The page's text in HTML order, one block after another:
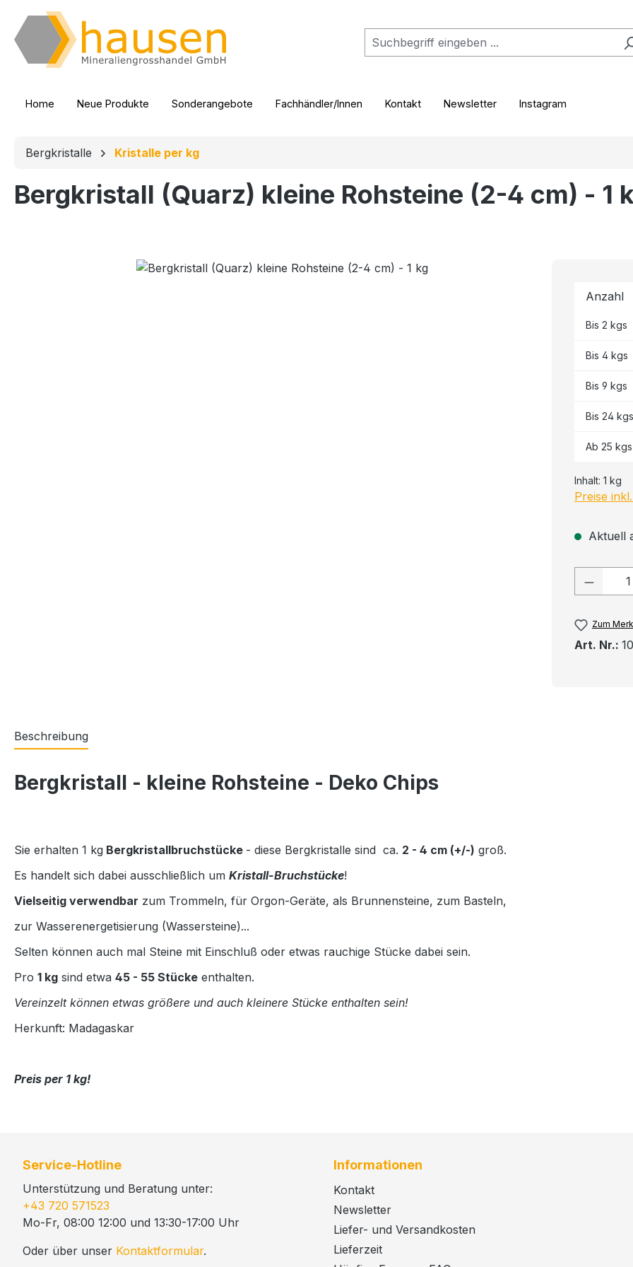
Hauptinhalt springen
Zur Suche springen
Zur Hauptnavigation springen
Home Neue Produkte Sonderangebote Fachhändler/Innen Kontakt Newsletter Instagram
Bergkristalle Kristalle per kg
Bergkristall (Quarz) kleine Rohsteine (2-4 cm) - 1
Bildergalerie überspringen
Anzahl
Bis 2 kgs
Bis 4kgs
Bis 9 kgs
Bis 24kgs
Ab 25 kgs
Inhalt: 1 kg
Preise
Aktuell
Zum
Art. Nr.:
Beschreibung
Bergkristall - kleine Rohsteine - Deko Chips
Sie erhalten 1 kg Bergkristallbruchstücke - diese Bergkristalle sind ca. 2 - 4 cm (+/-) groß.
Es handelt sich dabei ausschließlich um Kristall-Bruchstücke!
Vielseitig verwendbar zum Trommeln, für Orgon-Geräte, als Brunnensteine, zum Basteln,
zur Wasserenergetisierung (Wassersteine)...
Selten können auch mal Steine mit Einschluß oder etwas rauchige Stücke dabei sein.
Pro 1 kg sind etwa 45 - 55 Stücke enthalten.
Vereinzelt können etwas größere und auch kleinere Stücke enthalten sein!
Herkunft: Madagaskar
Preis per 1 kg!
Service-Hotline
Unterstützung und Beratung unter:
+43 720 571523
Mo-Fr, 08:00 12:00 und 13:30-17:00 Uhr
Oder über unser Kontaktformular.
Informationen
Kontakt
Newsletter
Liefer- und Versandkosten
Lieferzeit